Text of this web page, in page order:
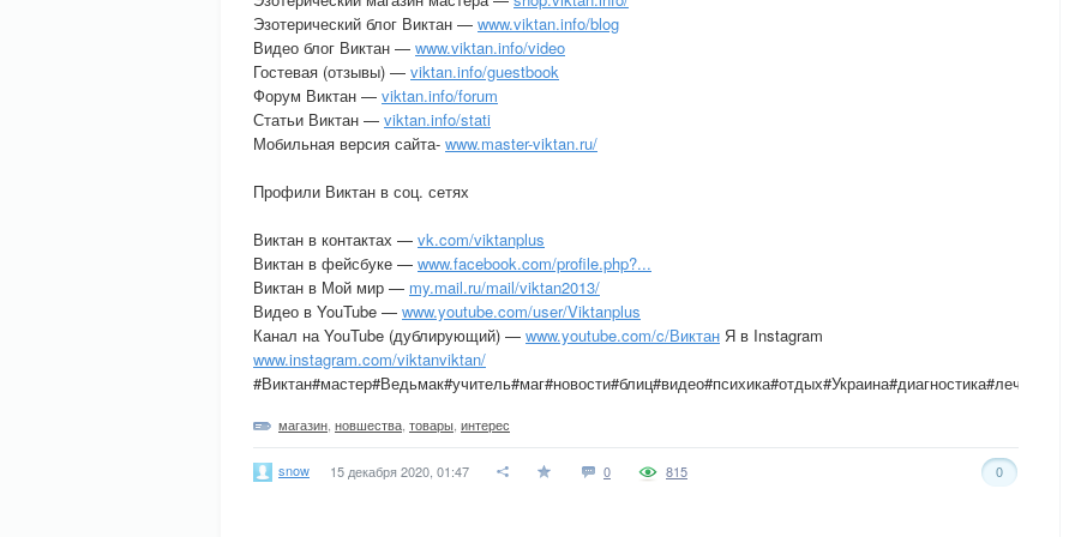
Эзотерический блог Виктан — www.viktan.info/blog
Видео блог Виктан — www.viktan.info/video
Гостевая (отзывы) — viktan.info/guestbook
Форум Виктан — viktan.info/forum
Статьи Виктан — viktan.info/stati
Мобильная версия сайта- www.master-viktan.ru/
Профили Виктан в соц. сетях
Виктан в контактах — vk.com/viktanplus
Виктан в фейсбуке — www.facebook.com/profile.php?...
Виктан в Мой мир — my.mail.ru/mail/viktan2013/
Видео в YouTube — www.youtube.com/user/Viktanplus
Канал на YouTube (дублирующий) — www.youtube.com/c/Виктан Я в Instagram
www.instagram.com/viktanviktan/
магазин новшества товары интерес
snow 15 декабря 2020, 01:47 0 0
815